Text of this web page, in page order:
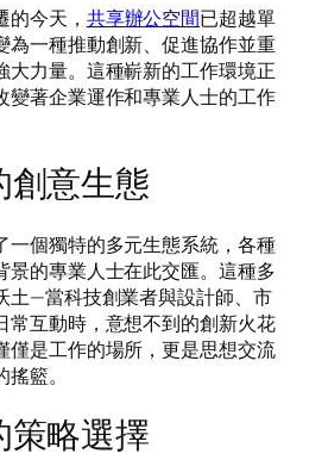
今天， 共享辦公空間已超越單
為一種推動創新、促進協作並重
大力量。這種嶄新的工作環境正
變著企業運作和專業人士的工作
創意生態
一個獨特的多元生態系統，各種
景的專業人士在此交匯。這種多
土—當科技創業者與設計師、市
常互動時，意想不到的創新火花
僅是工作的場所，更是思想交流
籃。
策略選擇